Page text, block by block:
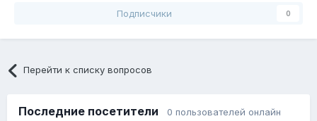
Подписчики 0
Перейти к списку вопросов
Последние посетители 0 пользователей онлайн